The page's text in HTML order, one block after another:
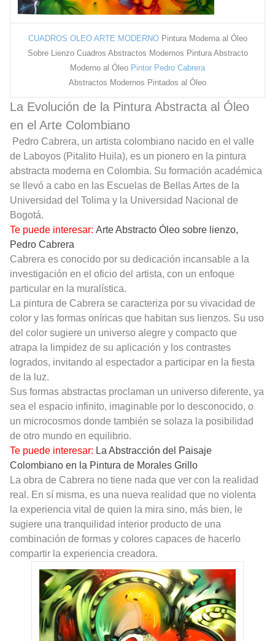
CUADROS OLEO ARTE MODERNO Pintura Moderna al Óleo
Sobre Lienzo Cuadros Abstractos Modernos Pintura Abstracto
Moderno al Óleo Pintor Pedro Cabrera
Abstractos Modernos Pintados al Óleo
La Evolución de la Pintura Abstracta al Óleo
en el Arte Colombiano
Pedro Cabrera, un artista colombiano nacido en el valle
de Laboyos (Pitalito Huila), es un pionero en la pintura
abstracta moderna en Colombia. Su formación académica
se llevó a cabo en las Escuelas de Bellas Artes de la
Universidad del Tolima y la Universidad Nacional de
Bogotá.
Te puede interesar: Arte Abstracto Óleo sobre lienzo,
Pedro Cabrera
Cabrera es conocido por su dedicación incansable a la
investigación en el oficio del artista, con un enfoque
particular en la muralística.
La pintura de Cabrera se caracteriza por su vivacidad de
color y las formas oníricas que habitan sus lienzos. Su uso
del color sugiere un universo alegre y compacto que
atrapa la limpidez de su aplicación y los contrastes
logrados, invitando al espectador a participar en la fiesta
de la luz.
Sus formas abstractas proclaman un universo diferente, ya
sea el espacio infinito, imaginable por lo desconocido, o
un microcosmos donde también se solaza la posibilidad
de otro mundo en equilibrio.
Te puede interesar: La Abstracción del Paisaje
Colombiano en la Pintura de Morales Grillo
La obra de Cabrera no tiene nada que ver con la realidad
real. En sí misma, es una nueva realidad que no violenta
la experiencia vital de quien la mira sino, más bien, le
sugiere una tranquilidad interior producto de una
combinación de formas y colores capaces de hacerlo
compartir la experiencia creadora.